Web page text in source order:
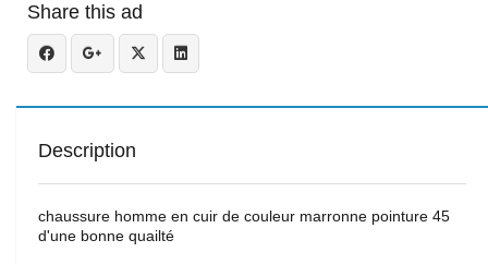
Share this ad
Description
chaussure homme en cuir de couleur marronne pointure 45
d'une bonne quailté